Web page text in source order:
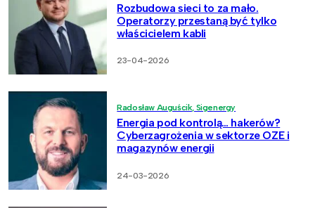
Rozbudowa sieci to za mało.
Operatorzy przestaną być tylko
właścicielem kabli
23-04-2026
Radosław Auguścik, Sigenergy
Energia pod kontrolą… hakerów?
Cyberzagrożenia w sektorze OZE i
magazynów energii
24-03-2026